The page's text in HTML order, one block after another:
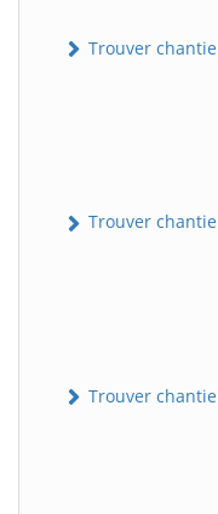
Trouver
Trouver
Trouver